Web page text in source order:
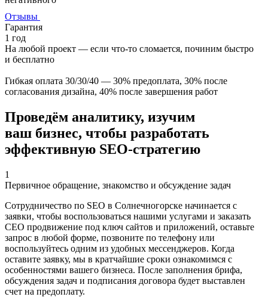
Отзывы
Гарантия
1 год
На любой проект — если что‑то сломается, починим быстро
и бесплатно
Гибкая оплата 30/30/40 — 30% предоплата, 30% после
согласования дизайна, 40% после завершения работ
Проведём аналитику, изучим
ваш бизнес, чтобы разработать
эффективную SEO-стратегию
1
Первичное обращение, знакомство и обсуждение задач
Сотрудничество по SEO в Солнечногорске начинается с
заявки, чтобы воспользоваться нашими услугами и заказать
СЕО продвижение под ключ сайтов и приложений, оставьте
запрос в любой форме, позвоните по телефону или
воспользуйтесь одним из удобных мессенджеров. Когда
оставите заявку, мы в кратчайшие сроки ознакомимся с
особенностями вашего бизнеса. После заполнения брифа,
обсуждения задач и подписания договора будет выставлен
счет на предоплату.